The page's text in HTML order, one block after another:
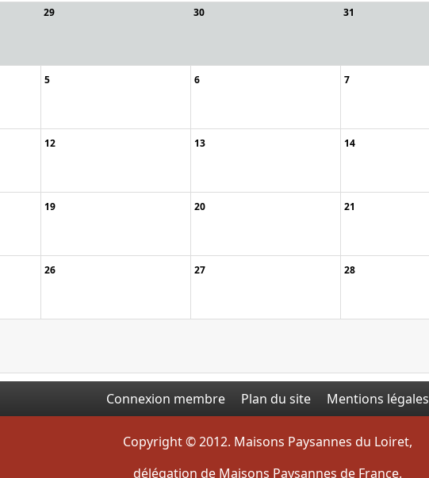
29 30 31
5 6 7
12 13 14
19 20 21
26 27 28
Connexion membre Plan du site Mentions légales
Copyright © 2012. Maisons Paysannes du Loiret,
délégation de Maisons Paysannes de France.